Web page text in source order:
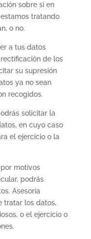
sobre si en
tratando
o no.
a tus datos
de los
su supresión
ya no sean
recogidos.
solicitar la
en cuyo caso
el ejercicio o la
motivos
podrás
Asesoría
tratar los datos,
o el ejercicio o